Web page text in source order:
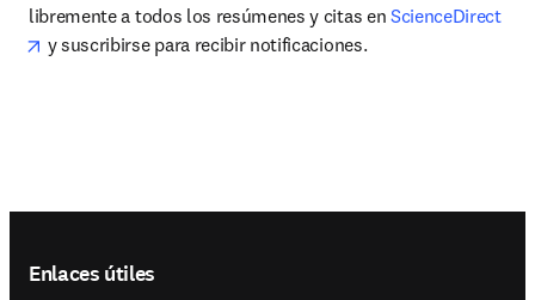
libremente a todos los resúmenes y citas en ScienceDirect
opens in new tab/window
y suscribirse para recibir notificaciones.
Enlaces útiles